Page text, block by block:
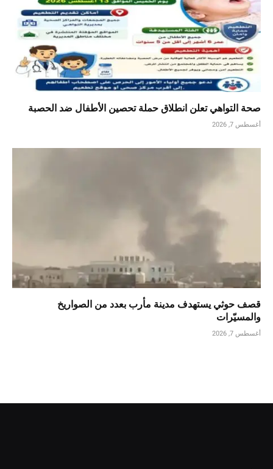
صحة التواهي تعلن انطلاق حملة تحصين الأطفال ضد الحصبة
أغسطس 7, 2026
قصف حوثي يستهدف مدينة مأرب بعدد من الصواريخ
والمسيّرات
أغسطس 7, 2026